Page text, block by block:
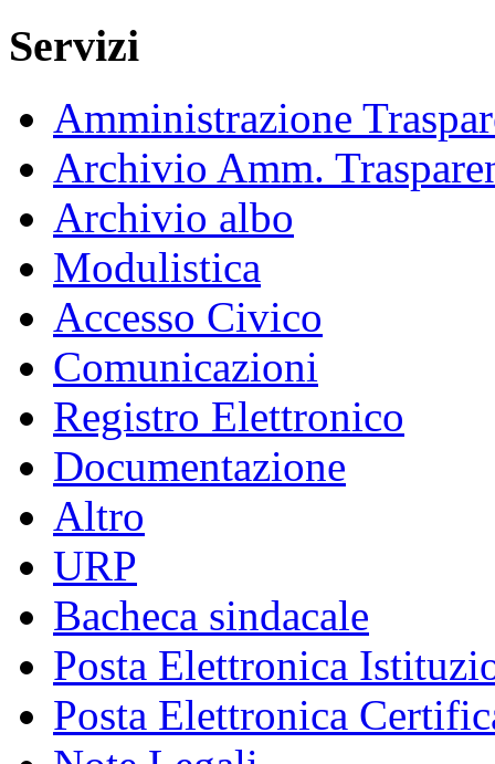
Servizi
Amministrazione
Archivio Amm.
Archivio albo
Modulistica
Accesso Civico
Comunicazioni
Registro Elettronico
Documentazione
Altro
URP
Bacheca sindacale
Posta Elettronica
Posta Elettronica